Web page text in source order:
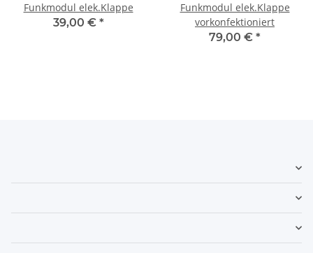
Funkmodul elek.Klappe
39,00 € *
Funkmodul elek.Klappe
vorkonfektioniert
79,00 € *